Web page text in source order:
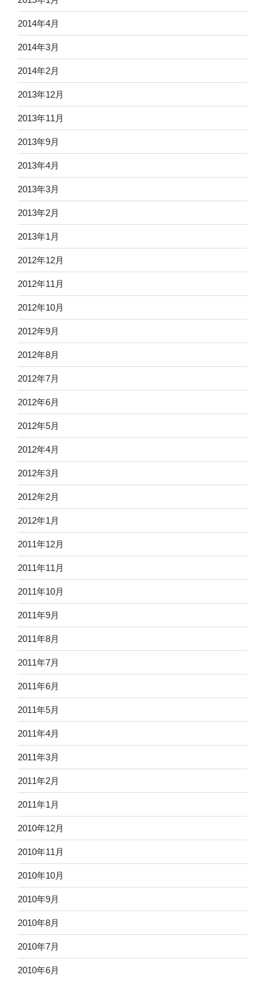
2014年4月
2014年3月
2014年2月
2013年12月
2013年11月
2013年9月
2013年4月
2013年3月
2013年2月
2013年1月
2012年12月
2012年11月
2012年10月
2012年9月
2012年8月
2012年7月
2012年6月
2012年5月
2012年4月
2012年3月
2012年2月
2012年1月
2011年12月
2011年11月
2011年10月
2011年9月
2011年8月
2011年7月
2011年6月
2011年5月
2011年4月
2011年3月
2011年2月
2011年1月
2010年12月
2010年11月
2010年10月
2010年9月
2010年8月
2010年7月
2010年6月